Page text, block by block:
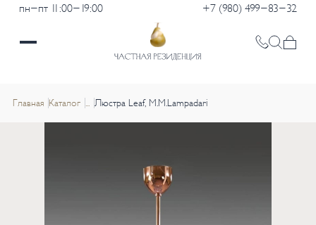
пн-пт 11:00-19:00 +7 (980) 499-83-32
Главная Каталог ... Люстра Leaf, M.M.Lampadari